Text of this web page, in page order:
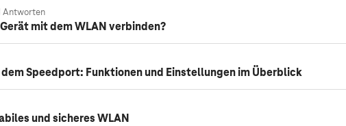
Antworten
mit dem WLAN verbinden?
Speedport: Funktionen und Einstellungen im Überblick
und sicheres WLAN